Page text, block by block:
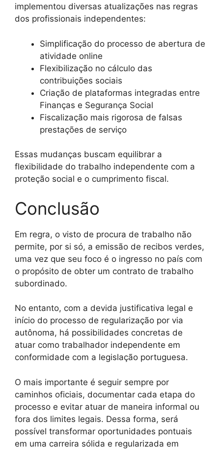
implementou diversas atualizações nas regras
dos profissionais independentes:
Simplificação do processo de abertura de
atividade online
Flexibilização no cálculo das
contribuições sociais
Criação de plataformas integradas entre
Finanças e Segurança Social
Fiscalização mais rigorosa de falsas
prestações de serviço
Essas mudanças buscam equilibrar a
flexibilidade do trabalho independente com a
proteção social e o cumprimento fiscal.
Conclusão
Em regra, o visto de procura de trabalho não
permite, por si só, a emissão de recibos verdes,
uma vez que seu foco é o ingresso no país com
o propósito de obter um contrato de trabalho
subordinado.
No entanto, com a devida justificativa legal e
início do processo de regularização por via
autônoma, há possibilidades concretas de
atuar como trabalhador independente em
conformidade com a legislação portuguesa.
O mais importante é seguir sempre por
caminhos oficiais, documentar cada etapa do
processo e evitar atuar de maneira informal ou
fora dos limites legais. Dessa forma, será
possível transformar oportunidades pontuais
em uma carreira sólida e regularizada em